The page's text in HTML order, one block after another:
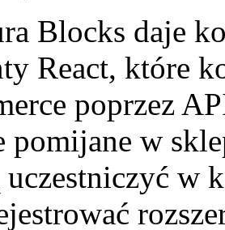
Blocks daje
React, które
poprzez
pomijane w
uczestniczyć w